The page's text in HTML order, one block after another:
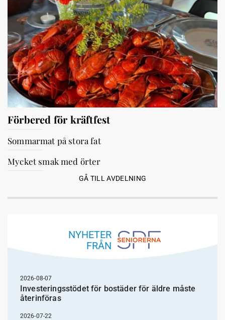
Förbered för kräftfest
Sommarmat på stora fat
Mycket smak med örter
GÅ TILL AVDELNING
NYHETER
FRÅN
2026-08-07
Investeringsstödet för bostäder för äldre måste
återinföras
2026-07-22